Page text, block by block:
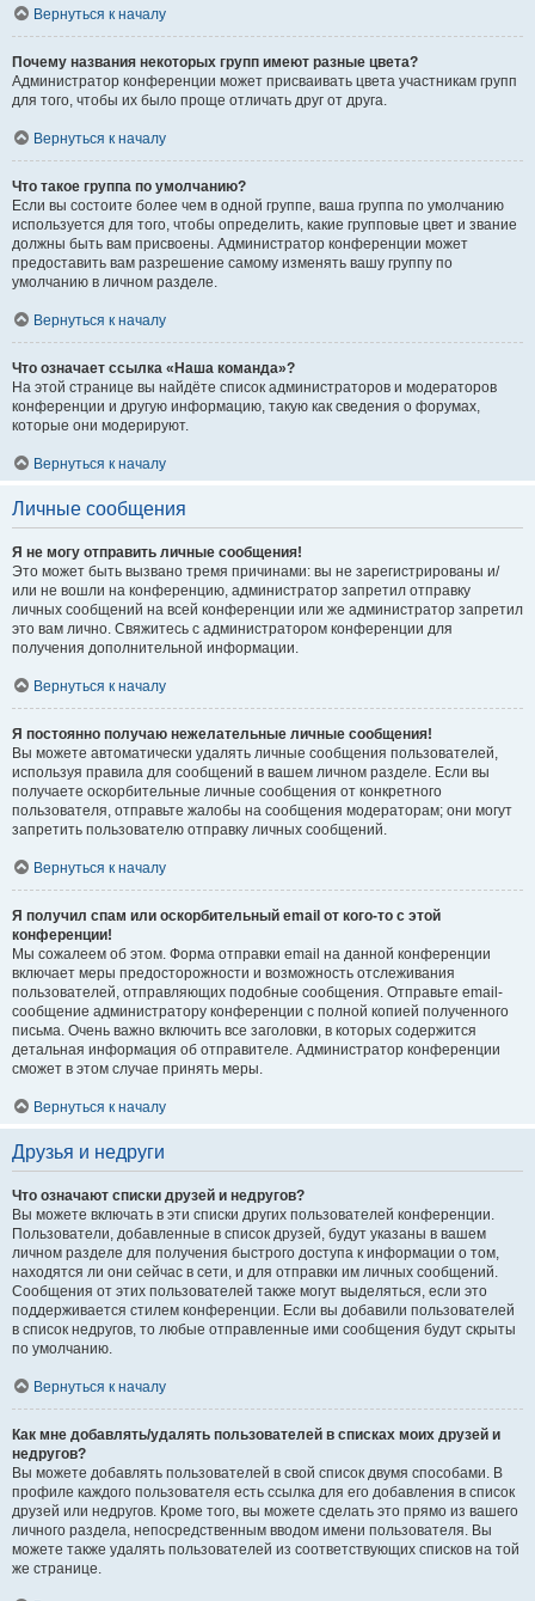
Вернуться к началу
Почему названия некоторых групп имеют разные цвета?
Администратор конференции может присваивать цвета участникам групп
для того, чтобы их было проще отличать друг от друга.
Вернуться к началу
Что такое группа по умолчанию?
Если вы состоите более чем в одной группе, ваша группа по умолчанию
используется для того, чтобы определить, какие групповые цвет и звание
должны быть вам присвоены. Администратор конференции может
предоставить вам разрешение самому изменять вашу группу по
умолчанию в личном разделе.
Вернуться к началу
Что означает ссылка «Наша команда»?
На этой странице вы найдёте список администраторов и модераторов
конференции и другую информацию, такую как сведения о форумах,
которые они модерируют.
Вернуться к началу
Личные сообщения
Я не могу отправить личные сообщения!
Это может быть вызвано тремя причинами: вы не зарегистрированы и/
или не вошли на конференцию, администратор запретил отправку
личных сообщений на всей конференции или же администратор запретил
это вам лично. Свяжитесь с администратором конференции для
получения дополнительной информации.
Вернуться к началу
Я постоянно получаю нежелательные личные сообщения!
Вы можете автоматически удалять личные сообщения пользователей,
используя правила для сообщений в вашем личном разделе. Если вы
получаете оскорбительные личные сообщения от конкретного
пользователя, отправьте жалобы на сообщения модераторам; они могут
запретить пользователю отправку личных сообщений.
Вернуться к началу
Я получил спам или оскорбительный email от кого-то с этой
конференции!
Мы сожалеем об этом. Форма отправки email на данной конференции
включает меры предосторожности и возможность отслеживания
пользователей, отправляющих подобные сообщения. Отправьте email-
сообщение администратору конференции с полной копией полученного
письма. Очень важно включить все заголовки, в которых содержится
детальная информация об отправителе. Администратор конференции
сможет в этом случае принять меры.
Вернуться к началу
Друзья и недруги
Что означают списки друзей и недругов?
Вы можете включать в эти списки других пользователей конференции.
Пользователи, добавленные в список друзей, будут указаны в вашем
личном разделе для получения быстрого доступа к информации о том,
находятся ли они сейчас в сети, и для отправки им личных сообщений.
Сообщения от этих пользователей также могут выделяться, если это
поддерживается стилем конференции. Если вы добавили пользователей
в список недругов, то любые отправленные ими сообщения будут скрыты
по умолчанию.
Вернуться к началу
Как мне добавлять/удалять пользователей в списках моих друзей и
недругов?
Вы можете добавлять пользователей в свой список двумя способами. В
профиле каждого пользователя есть ссылка для его добавления в список
друзей или недругов. Кроме того, вы можете сделать это прямо из вашего
личного раздела, непосредственным вводом имени пользователя. Вы
можете также удалять пользователей из соответствующих списков на той
же странице.